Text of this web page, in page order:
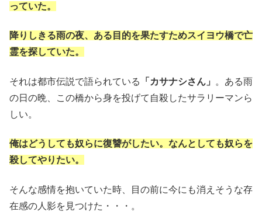
っていた。
降りしきる雨の夜、ある目的を果たすためスイヨウ橋で亡
霊を探していた。
それは都市伝説で語られている 「カサナシさん」
。ある雨
の日の晩、この橋から身を投げて自殺したサラリーマンら
しい。
俺はどうしても奴らに復讐がしたい。なんとしても奴らを
殺してやりたい。
そんな感情を抱いていた時、目の前に今にも消えそうな存
在感の人影を見つけた・・・。